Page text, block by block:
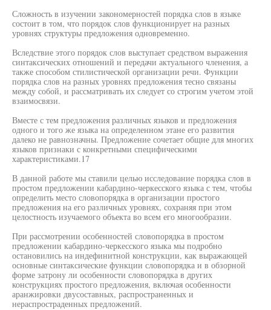
Сложность в изучении закономерностей порядка слов в языке
состоит в том, что порядок слов функционирует на разных
уровнях структуры предложения одновременно.
Вследствие этого порядок слов выступает средством выражения
синтаксических отношений и передачи актуального членения, а
также способом стилистической организации речи. Функции
порядка слов на разных уровнях предложения тесно связаны
между собой, и рассматривать их следует со строгим учетом этой
взаимосвязи.
Вместе с тем предложения различных языков и предложения
одного и того же языка на определенном этане его развития
далеко не равнозначны. Предложение сочетает общие для многих
языков признаки с конкретными специфическими
характеристиками.17
В данной работе мы ставили целью исследование порядка слов в
простом предложении кабардино-черкесского языка с тем, чтобы
определить место словопорядка в организации простого
предложения на его различных уровнях, сохраняя при этом
целостность изучаемого объекта во всем его многообразии.
При рассмотрении особенностей словопорядка в простом
предложении кабардино-черкесского языка мы подробно
остановились на индефинитной конструкции, как выражающей
основные синтаксические функции словопорядка и в обзорной
форме затрону ли особенности словопорядка в других
конструкциях простого предложения, включая особенности
аранжировки двусоставных, распространенных и
нераспростраденных предложений.